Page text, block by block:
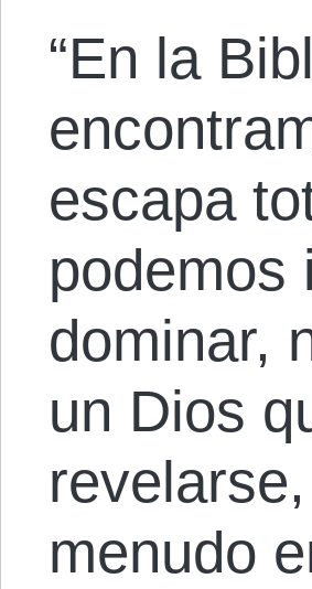
“En la
escapa
podemos
dominar,
un Dios
menudo